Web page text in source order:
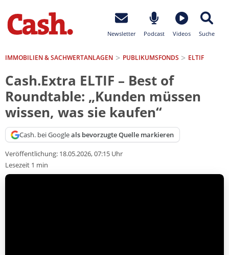
Newsletter Podcast Videos Suche
IMMOBILIEN & SACHWERTANLAGEN PUBLIKUMSFONDS ELTIF
Cash.Extra ELTIF – Best of
Roundtable: „Kunden müssen
wissen, was sie kaufen“
Cash. bei Googleals bevorzugte Quelle markieren
Veröffentlichung: 18.05.2026, 07:15 Uhr
Lesezeit 1 min